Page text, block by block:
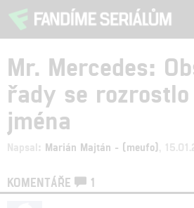
Mr. Mercedes:
řady se
jména
Napsal: Marián Majtán - (meufo) ,
KOMENTÁŘE 1